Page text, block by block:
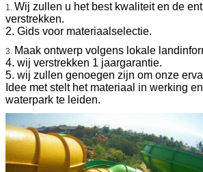
1. Wij zullen u het best kwaliteit en de
verstrekken.
2. Gids voor materiaalselectie.
3. Maak ontwerp volgens lokale
4. wij verstrekken 1 jaargarantie.
5. wij zullen genoegen zijn om onze
Idee met stelt het materiaal in werking
waterpark te leiden.